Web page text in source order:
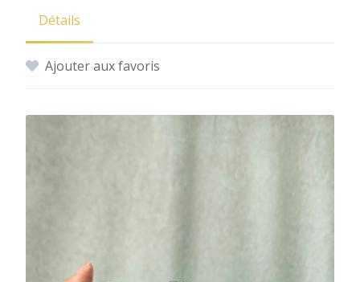
Détails
Ajouter aux favoris